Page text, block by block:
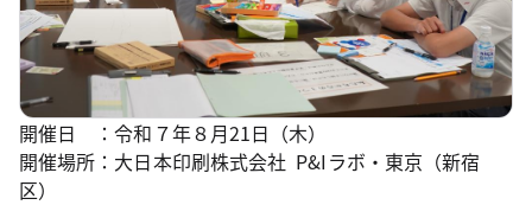
開催日 ：令和７年８月21日（木）
開催場所：大日本印刷株式会社 P&Iラボ・東京（新宿
区）